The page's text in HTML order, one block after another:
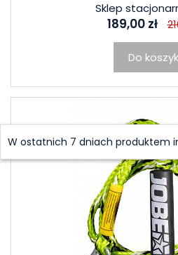
Sklep
189,00 zł
Do
W ostatnich 7 dniach produktem